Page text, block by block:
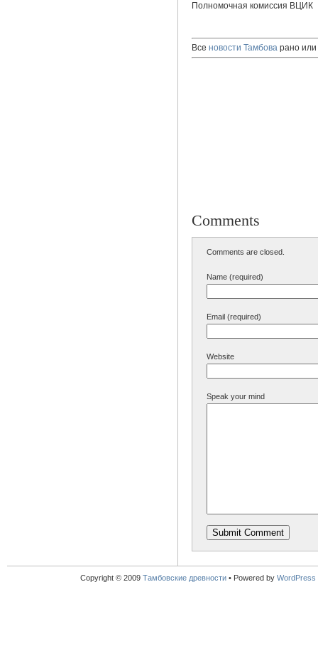
Полномочная комиссия ВЦИК
Все новости Тамбова рано или
Comments
Comments are closed.
Name (required)
Email (required)
Website
Speak your mind
Copyright © 2009 Тамбовские древности • Powered by WordPress